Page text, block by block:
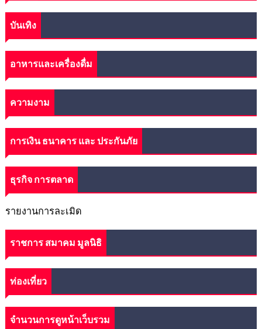
บันเทิง
อาหารและเครื่องดื่ม
ความงาม
การเงิน ธนาคาร และ ประกันภัย
ธุรกิจ การตลาด
รายงานการละเมิด
ราชการ สมาคม มูลนิธิ
ท่องเที่ยว
จำนวนการดูหน้าเว็บรวม